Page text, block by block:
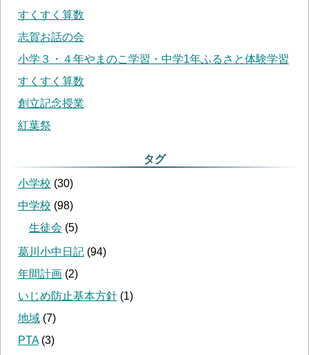
すくすく算数
志賀お話の会
小学３・４年やまのこ学習・中学1年ふるさと体験学習
すくすく算数
創立記念授業
紅葉祭
タグ
小学校 (30)
中学校 (98)
生徒会 (5)
葛川小中日記 (94)
年間計画 (2)
いじめ防止基本方針 (1)
地域 (7)
PTA (3)